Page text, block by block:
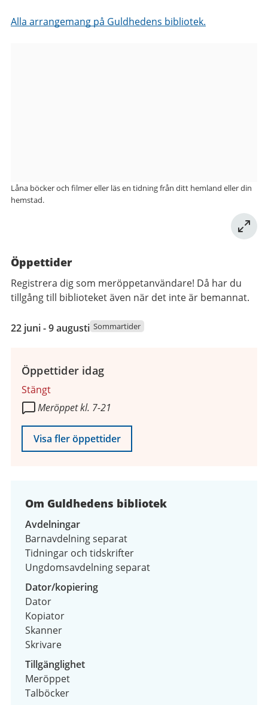
Alla arrangemang på Guldhedens bibliotek.
Låna böcker och filmer eller läs en tidning från ditt hemland eller din
hemstad.
Öppettider
Registrera dig som meröppetanvändare! Då har du
tillgång till biblioteket även när det inte är bemannat.
22
juni
augusti
2026
22 juni - 9 augusti Sommartider
Öppettider idag
Stängt
Meröppet kl. 7-21
Visa fler öppettider
Om Guldhedens bibliotek
Avdelningar
Barnavdelning separat
Tidningar och tidskrifter
Ungdomsavdelning separat
Dator/kopiering
Dator
Kopiator
Skanner
Skrivare
Tillgänglighet
Meröppet
Talböcker